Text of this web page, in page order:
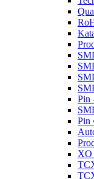
Pin
Pin
XO